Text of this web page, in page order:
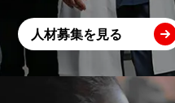
人材募集を見る